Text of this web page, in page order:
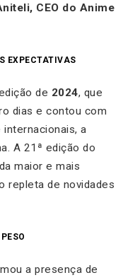
CEO do Anime
EXPECTATIVAS
de 2024, que
dias e contou com
a
A 21ª edição do
maior e mais
repleta de novidades
a presença de